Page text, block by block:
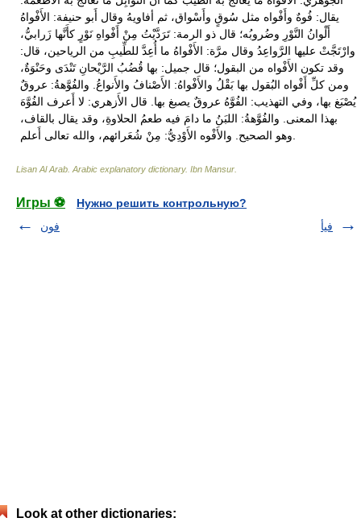
Lisan Al Arab. Arabic explanatory dictionary. Ibn Mansur
Игры ⚽
Нужно решить контрольную?
فون
فيأ
Look at other dictionaries: